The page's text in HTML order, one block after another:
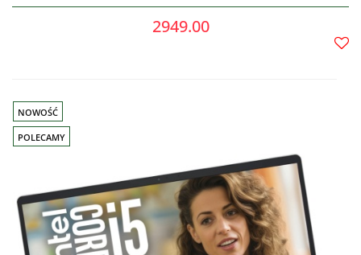
2949.00
NOWOŚĆ
POLECAMY